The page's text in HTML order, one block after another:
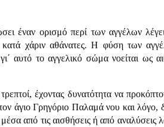
ορισμό περί των αγγέλων λέγει
χάριν αθάνατες. Η φύση των
αυτό το αγγελικό σώμα νοείται ως
έχοντας δυνατότητα να
άγιο Γρηγόριο Παλαμά νου και λόγο,
από τις αισθήσεις ή από αναλύσεις